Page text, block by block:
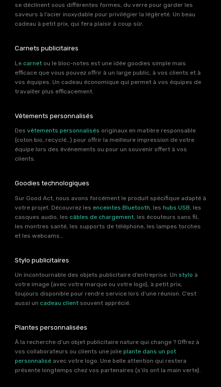
se déclinent sous différentes formes, du verre pour garder les
saveurs à l’acier inoxydable pour privilégier la légèreté. Un beau
cadeau à petit prix, qui fera plaisir à coup sûr.
Carnets publicitaires
Le carnet ou le bloc-notes est une idée goodies simple mais
efficace que vous pouvez offrir à un large public, à vos clients et à
vos équipes. Un cadeau économique qui permet à vos équipes de
travailler plus efficacement.
Vêtements personnalisés
Des vêtements personnalisés originaux en matière responsable
(coton bio, recyclé…) pour offrir la meilleure impression de votre
équipe lors des événements ou pour un souvenir offert à vos
clients.
Goodies technologiques
Sur Good Act, nous avons forcément le produit spécifique adapté à
votre projet. Découvrez les enceintes Bluetooth , les hubs USB , les
casques audio, les câbles de chargement , les écouteurs sans fil,
les montres santé, les supports de téléphone, les lampes torches
et les webcams…
Stylo publicitaires
Un incontournable des objets publicitaire d’entreprise. Un stylo à
votre image (avec votre marque ou votre logo), à petit prix,
toujours disponible pour rendre service lors d’une réunion. C’est
aussi un cadeau client souvent apprécié.
Plantes personnalisées
À la recherche d’un objet publicitaire nature qui change ? Offrez à
vos collaborateurs ou clients une jolie plante dans un pot
personnalisé avec votre logo. Une belle attention qui restera
présente longtemps chez vos partenaires (s’ils ont la main verte).